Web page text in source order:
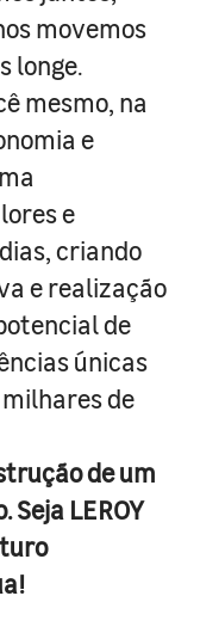
movemos
longe.
mesmo, na
e
e
criando
e realização
de
únicas
de
de um
LEROY